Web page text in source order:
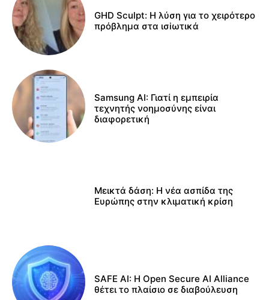
GHD Sculpt: Η λύση για το χειρότερο
πρόβλημα στα ισiωτικά
Samsung AI: Γιατί η εμπειρία
τεχνητής νοημοσύνης είναι
διαφορετική
Μεικτά δάση: Η νέα ασπίδα της
Ευρώπης στην κλιματική κρίση
SAFE AI: Η Open Secure AI Alliance
θέτει το πλαίσιο σε διαβούλευση